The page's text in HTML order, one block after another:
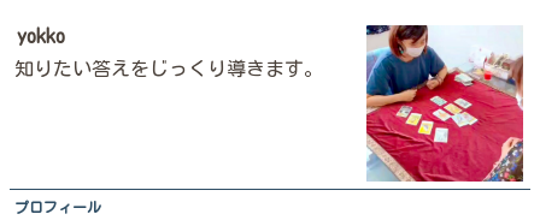
yokko
知りたい答えをじっくり導きます。
プロフィール